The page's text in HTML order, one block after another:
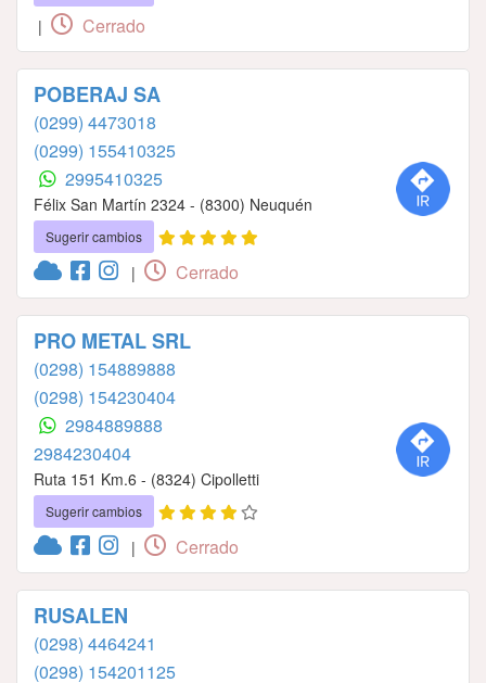
| Cerrado
POBERAJ SA
(0299) 4473018
(0299) 155410325
2995410325
Félix San Martín 2324 - (8300) Neuquén
Sugerir cambios
| Cerrado
PRO METAL SRL
(0298) 154889888
(0298) 154230404
2984889888
2984230404
Ruta 151 Km.6 - (8324) Cipolletti
Sugerir cambios
| Cerrado
RUSALEN
(0298) 4464241
(0298) 154201125